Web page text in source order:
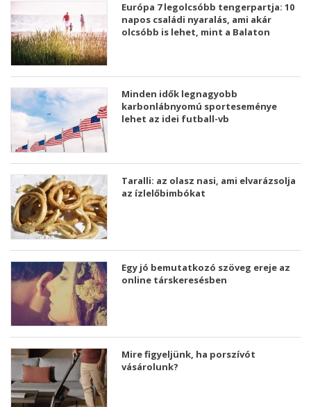
Európa 7 legolcsóbb tengerpartja: 10
napos családi nyaralás, ami akár
olcsóbb is lehet, mint a Balaton
Minden idők legnagyobb
karbonlábnyomú sporteseménye
lehet az idei futball-vb
Taralli: az olasz nasi, ami elvarázsolja
az ízlelőbimbókat
Egy jó bemutatkozó szöveg ereje az
online társkeresésben
Mire figyeljünk, ha porszívót
vásárolunk?